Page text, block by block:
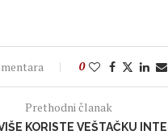
0
Prethodni članak
KORISTE VEŠTAČKU